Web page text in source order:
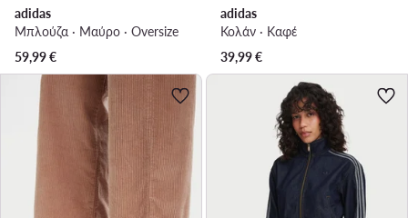
adidas
Μπλούζα · Μαύρο · Oversize
59,99€
adidas
Κολάν · Καφέ
39,99€